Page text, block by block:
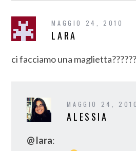
MAGGIO 24, 2010
LARA
ci facciamo una
MAGGIO 24, 2010
ALESSIA
@ lara: